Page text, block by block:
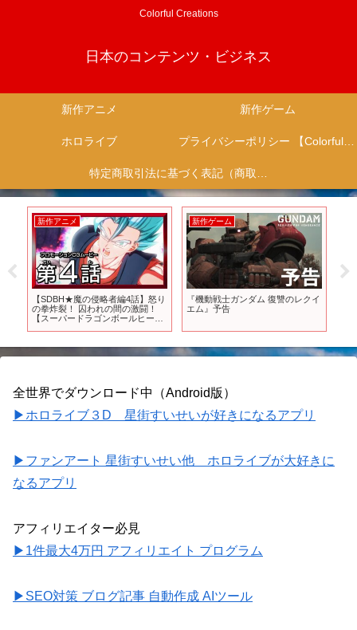
Colorful Creations
日本のコンテンツ・ビジネス
新作アニメ 新作ゲーム
ホロライブ プライバシーポリシー 【Colorful Creation】
特定商取引法に基づく表記（商取引に関する開示）
新作アニメ
【SDBH★魔の侵略者編4話】怒り
の拳炸裂！ 囚われの間の激闘！
【スーパードラゴンボールヒーロ
新作ゲーム
『機動戦士ガンダム 復讐のレクイ
エム』予告
が
全世界でダウンロード中（Android版）
▶ホロライブ３D 星街すいせいが好きになるアプリ
▶ファンアート 星街すいせい他 ホロライブが大好きに
なるアプリ
アフィリエイター必見
▶1件最大4万円 アフィリエイト プログラム
▶SEO対策 ブログ記事 自動作成 AIツール